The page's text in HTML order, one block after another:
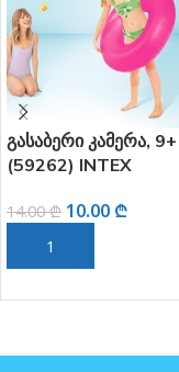
კამერა, 9+
INTEX
10.00₾
ᲓᲐᲛᲐᲢᲔᲑᲐ